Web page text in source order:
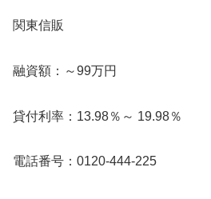
関東信販
融資額：～99万円
貸付利率：13.98％～ 19.98％
電話番号：0120-444-225